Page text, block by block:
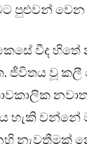
පුළුවන් වෙන
වීද
ජීවිතය වූ කලී
හැකි
නැවතීමක්